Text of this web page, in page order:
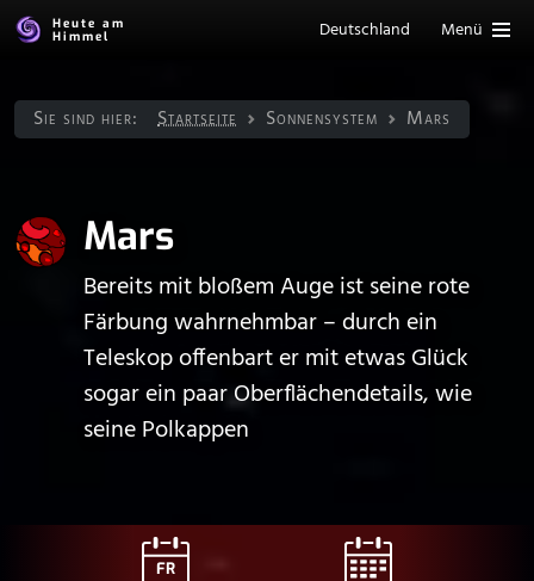
Heute am
Himmel
Deutschland Menü
Sie sind hier: Startseite Sonnen­system Mars
Mars
Bereits mit bloßem Auge ist seine rote
Färbung wahrnehmbar – durch ein
Teleskop offenbart er mit etwas Glück
sogar ein paar Oberflächendetails, wie
seine Polkappen
FR